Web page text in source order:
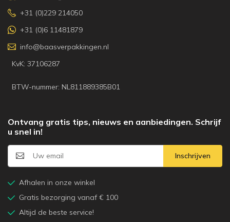
+31 (0)229 214050
+31 (0)6 11481879
info@baasverpakkingen.nl
KvK: 37106287
BTW-nummer: NL811889385B01
Ontvang gratis tips, nieuws en aanbiedingen. Schrijf
u snel in!
Inschrijven
Afhalen in onze winkel
Gratis bezorging vanaf € 100
Altijd de beste service!